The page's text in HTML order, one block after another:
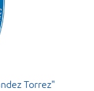
Torrez"